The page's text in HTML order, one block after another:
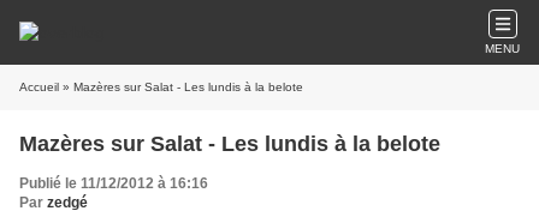
MENU
Accueil » Mazères sur Salat - Les lundis à la belote
Mazères sur Salat - Les lundis à la belote
Publié le 11/12/2012 à 16:16
Par zedgé